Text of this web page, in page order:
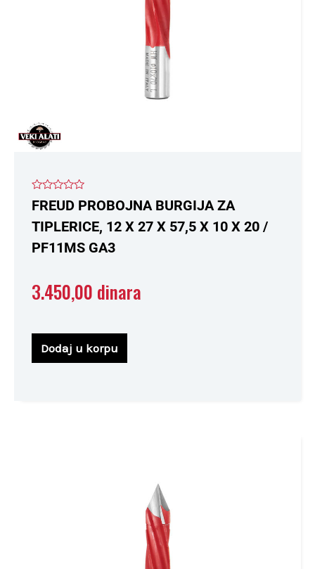
Ocenjeno
sa
FREUD PROBOJNA BURGIJA ZA
TIPLERICE, 12 X 27 X 57,5 X 10 X 20 /
PF11MS GA3
3.450,00 dinara
Dodaj u korpu